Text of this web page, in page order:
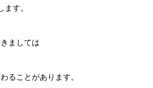
す。
ましては
ることがあります。